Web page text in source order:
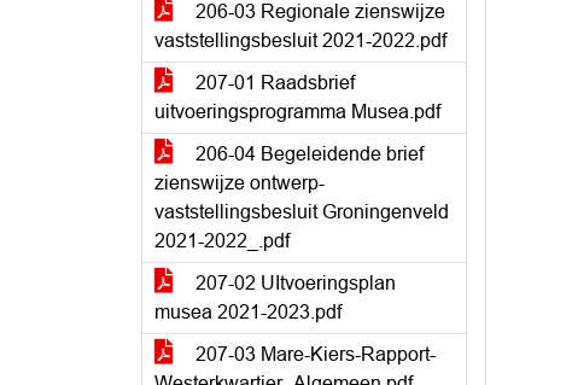
206-03 Regionale zienswijze
vaststellingsbesluit 2021-2022.pdf
207-01 Raadsbrief
uitvoeringsprogramma Musea.pdf
206-04 Begeleidende brief
zienswijze ontwerp-
vaststellingsbesluit Groningenveld
2021-2022_.pdf
207-02 UItvoeringsplan
musea 2021-2023.pdf
207-03 Mare-Kiers-Rapport-